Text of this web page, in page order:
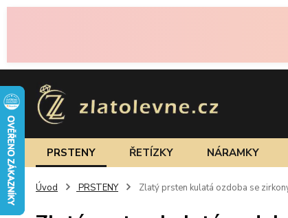
PRSTENY ŘETÍZKY NÁRAMKY
Úvod PRSTENY Zlatý prsten kulatá ozdoba se